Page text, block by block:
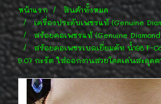
หน้าแรก
สินค้าทั้งหมด
เครื่องประดับเพชรแท้ (Genuine
สร้อยคอเพชรแท้ (Genuine
สร้อยคอเพชรเบลเยี่ยมคัท น้ำ98 F-
9.07 กะรัต ใส่ออกงานสวยโดดเด่นสะดุด